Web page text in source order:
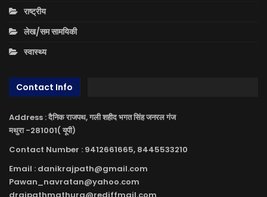
राष्ट्रीय
लेख/सम सामयिकी
स्वास्थ्य
Contact Info
Address : दैनिक राजपथ, गली शहीद भगत सिंह जनरल गंज
मथुरा -281001( यूपी)
Contact Number : 9412661665, 8445533210
Email : danikrajpath@gmail.com
Pawan_navratan@yahoo.com